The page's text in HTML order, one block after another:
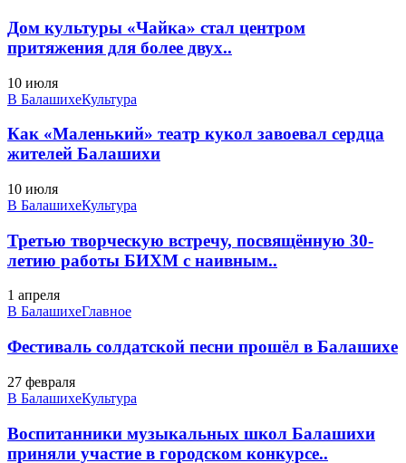
Дом культуры «Чайка» стал центром
притяжения для более двух..
10 июля
В БалашихеКультура
Как «Маленький» театр кукол завоевал сердца
жителей Балашихи
10 июля
В БалашихеКультура
Третью творческую встречу, посвящённую 30-
летию работы БИХМ с наивным..
1 апреля
В БалашихеГлавное
Фестиваль солдатской песни прошёл в Балашихе
27 февраля
В БалашихеКультура
Воспитанники музыкальных школ Балашихи
приняли участие в городском конкурсе..